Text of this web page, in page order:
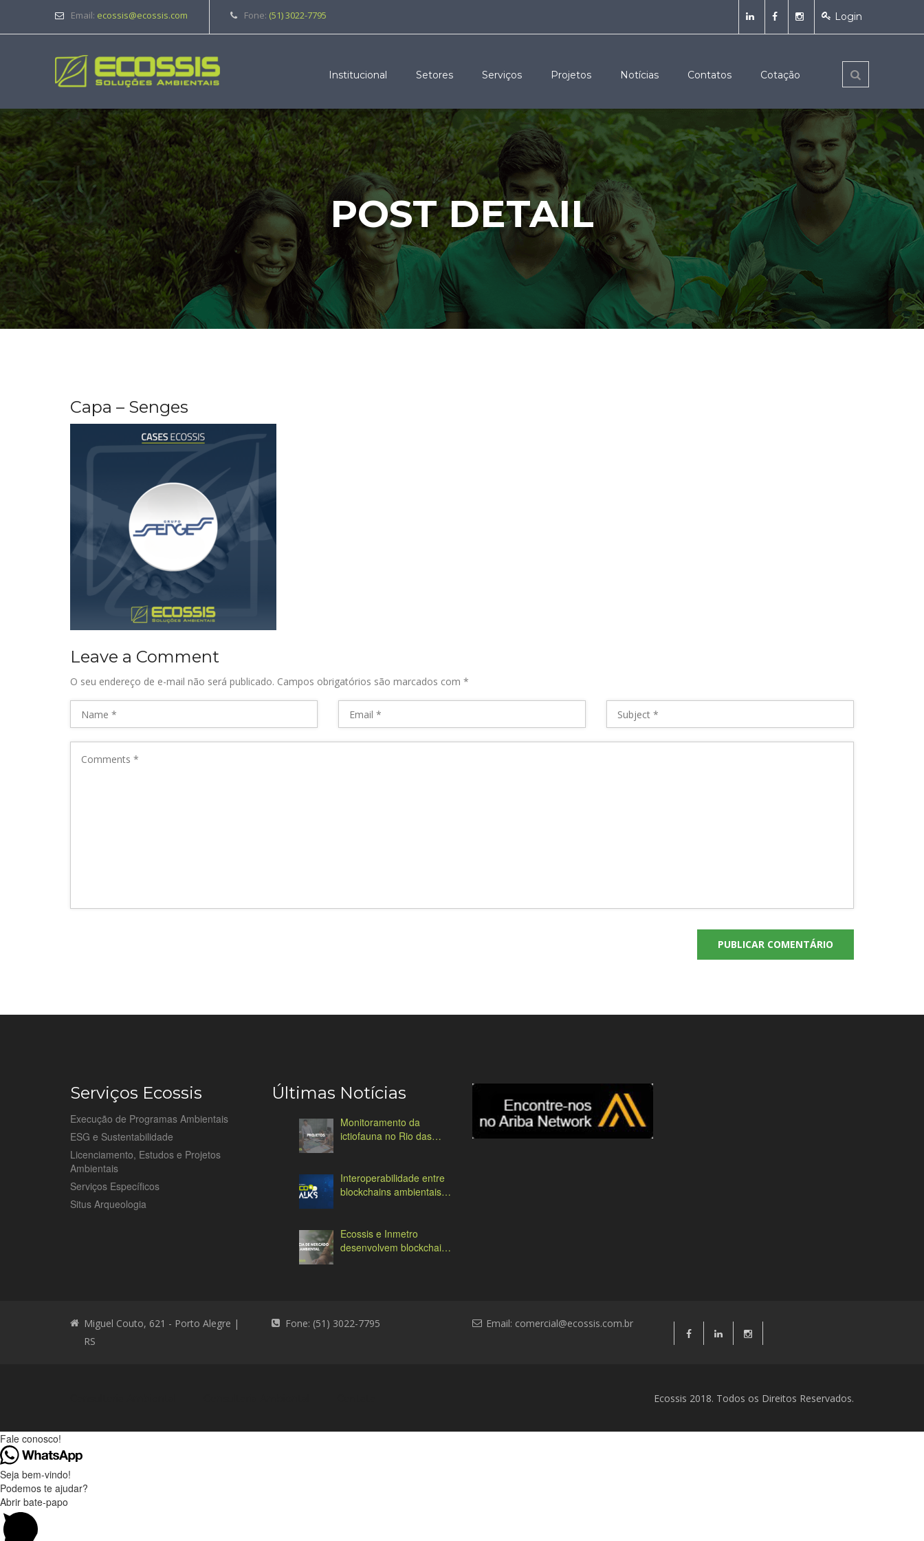
Email: ecossis@ecossis.com Fone: (51) 3022-7795 Login
Institucional Setores Serviços Projetos Notícias Contatos Cotação
POST DETAIL
Capa – Senges
Leave a Comment
O seu endereço de e-mail não será publicado. Campos obrigatórios são marcados com *
Serviços Ecossis
Execução de Programas Ambientais
ESG e Sustentabilidade
Licenciamento, Estudos e Projetos
Ambientais
Serviços Específicos
Situs Arqueologia
Últimas Notícias
Monitoramento da
ictiofauna no Rio das
Interoperabilidade entre
blockchains ambientais:
Ecossis e Inmetro
desenvolvem blockchain
Miguel Couto, 621 - Porto Alegre |
RS
Fone: (51) 3022-7795 Email: comercial@ecossis.com.br
Ecossis 2018. Todos os Direitos Reservados.
Fale conosco!
Seja bem-vindo!
Podemos te ajudar?
Abrir bate-papo